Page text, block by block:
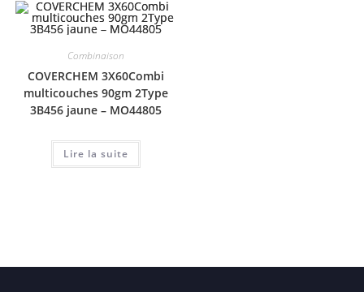
Combinaison
COVERCHEM 3X60Combi
multicouches 90gm 2Type
3B456 jaune – MO44805
Lire la suite